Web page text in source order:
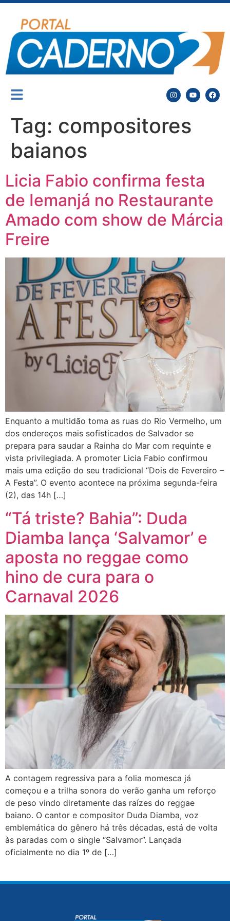
Tag: compositores
baianos
Licia Fabio confirma festa
de Iemanjá no Restaurante
Amado com show de Márcia
Freire
Enquanto a multidão toma as ruas do Rio Vermelho, um
dos endereços mais sofisticados de Salvador se
prepara para saudar a Rainha do Mar com requinte e
vista privilegiada. A promoter Licia Fabio confirmou
mais uma edição do seu tradicional “Dois de Fevereiro –
A Festa”. O evento acontece na próxima segunda-feira
(2), das 14h […]
“Tá triste? Bahia”: Duda
Diamba lança ‘Salvamor’ e
aposta no reggae como
hino de cura para o
Carnaval 2026
A contagem regressiva para a folia momesca já
começou e a trilha sonora do verão ganha um reforço
de peso vindo diretamente das raízes do reggae
baiano. O cantor e compositor Duda Diamba, voz
emblemática do gênero há três décadas, está de volta
às paradas com o single “Salvamor”. Lançada
oficialmente no dia 1º de […]